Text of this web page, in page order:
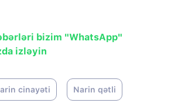
bizim "WhatsApp"
izləyin
cinayəti Narin qətli